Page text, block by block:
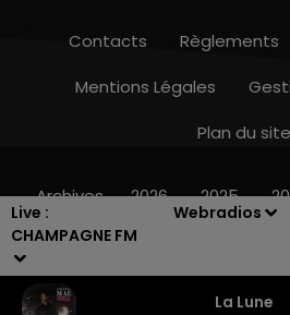
Live :
CHAMPAGNE FM
Webradios
La Lune
15h00 - 19h00
Contacts Règlements
Mentions Légales
Plan du site
Archives 2026 2025